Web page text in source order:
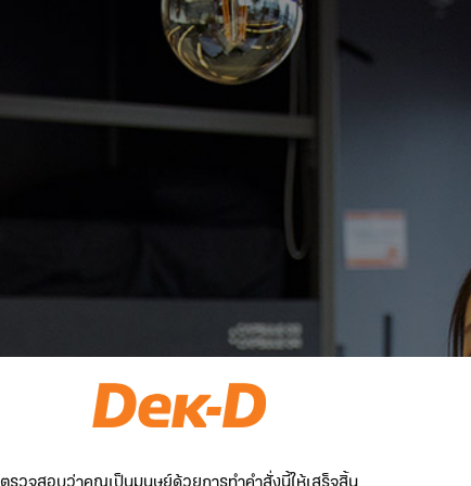
ตรวจสอบว่าคุณเป็นมนุษย์ด้วยการทำคำสั่งนี้ให้เสร็จสิ้น